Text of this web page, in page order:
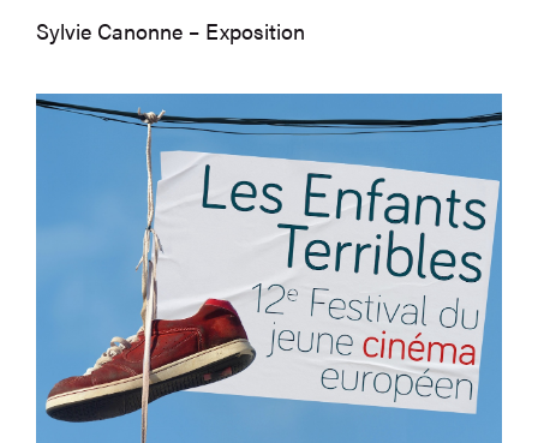
Sylvie Canonne – Exposition
Appel à Jury citoyen – Festival Les